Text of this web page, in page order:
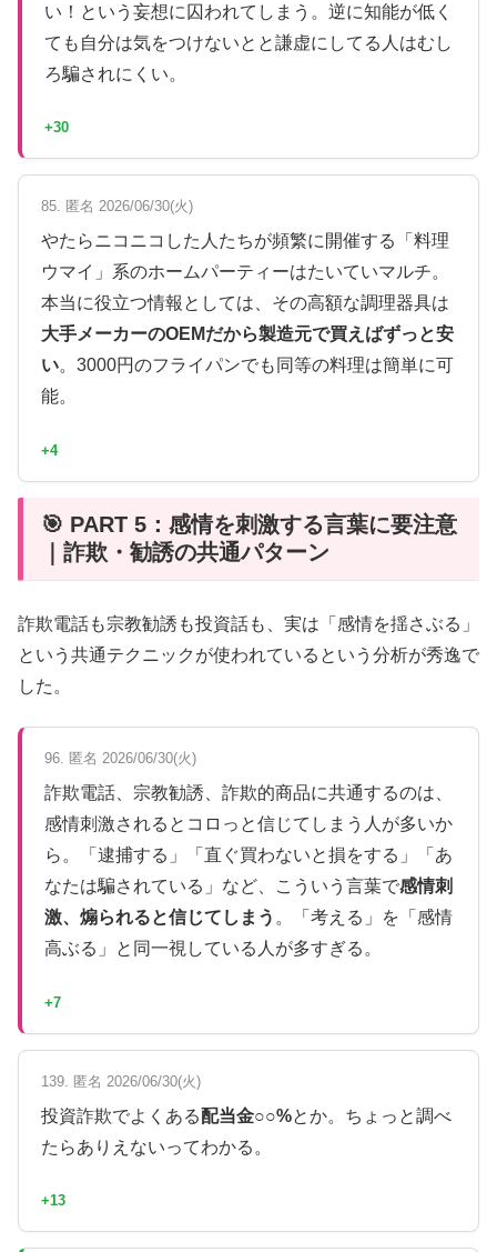
い！という妄想に囚われてしまう。逆に知能が低く
ても自分は気をつけないとと謙虚にしてる人はむし
ろ騙されにくい。
+30
85. 匿名 2026/06/30(火)
やたらニコニコした人たちが頻繁に開催する「料理
ウマイ」系のホームパーティーはたいていマルチ。
本当に役立つ情報としては、その高額な調理器具は
大手メーカーのOEMだから製造元で買えばずっと安
い。3000円のフライパンでも同等の料理は簡単に可
能。
+4
🎯 PART 5：感情を刺激する言葉に要注意
｜詐欺・勧誘の共通パターン
詐欺電話も宗教勧誘も投資話も、実は「感情を揺さぶる」
という共通テクニックが使われているという分析が秀逸で
した。
96. 匿名 2026/06/30(火)
詐欺電話、宗教勧誘、詐欺的商品に共通するのは、
感情刺激されるとコロっと信じてしまう人が多いか
ら。「逮捕する」「直ぐ買わないと損をする」「あ
なたは騙されている」など、こういう言葉で感情刺
激、煽られると信じてしまう 。「考える」を「感情
高ぶる」と同一視している人が多すぎる。
+7
139. 匿名 2026/06/30(火)
投資詐欺でよくある配当金○○%とか。ちょっと調べ
たらありえないってわかる。
+13